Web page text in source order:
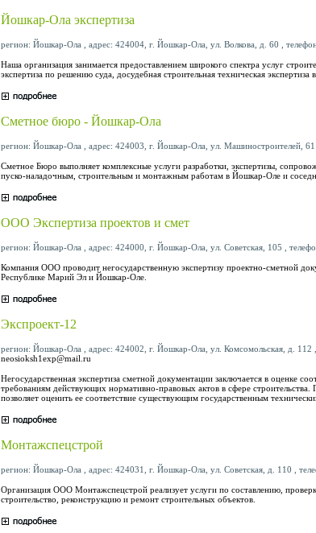
Йошкар-Ола экспертиза
регион: Йошкар-Ола , адрес: 424004, г. Йошкар-Ола, ул. Волкова, д. 60 ,
Наша организация занимается предоставлением широкого спектра услуг
экспертиза по решению суда, досудебная строительная техническая экспертиза
Сметное бюро - Йошкар-Ола
регион: Йошкар-Ола , адрес: 424003, г. Йошкар-Ола, ул. Машиностроителей,
Сметное Бюро выполняет комплексные услуги разработки, экспертизы,
пуско-наладочным, строительным и монтажным работам в Йошкар-Оле и
ООО Экспертиза проектов и смет
регион: Йошкар-Ола , адрес: 424000, г. Йошкар-Ола, ул. Советская, 105 ,
Компания ООО проводит негосударственную экспертизу проектно-сметной
Республике Марий Эл и Йошкар-Оле.
Экспроект-12
регион: Йошкар-Ола , адрес: 424002, г. Йошкар-Ола, ул. Комсомольская, д.
neosioksh1exp@mail.ru
Негосударственная экспертиза сметной документации заключается в оценке
требованиям действующих нормативно-правовых актов в сфере
позволяет оценить ее соответствие существующим государственным
Монтажспецстрой
регион: Йошкар-Ола , адрес: 424031, г. Йошкар-Ола, ул. Советская, д. 110 ,
Организация ООО Монтажспецстрой реализует услуги по составлению,
строительство, реконструкцию и ремонт строительных объектов.